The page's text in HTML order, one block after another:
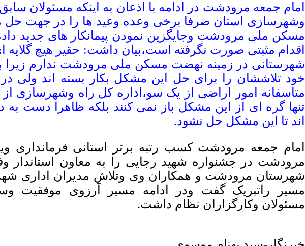
امام جمعه مرودشت در ادامه با اذعان به اینکه مسئولان
وشهرسازی استان صرفا برخی وعده وعید ها را در جهت
مسکن ملی مرودشت وجایگزین نمودن پیمانکار های جدید
اقدام مثبتی صورت نگرفته است،بیان داشت: حقیر هیچ گلایه
شهرستانی در زمینه نهضت مسکن ملی مرودشت ندارم زیرا
خود تلاششان را برای حل این مشکل بکار بسته اند ولی
متاسفانه امور اراضی از یک سو،اداره کل راه وشهرسازی
تنها گره ای از این مشکل باز نمی کنند بلکه ظاهرا دست
اند تا این مشکل حل نشود.
امام جمعه مرودشت کسب رتبه برتر استانی فرمانداری
مرودشت در جشنواره شهید رجایی را به معاون استاندار
شهرستان مرودشت و همکاران وی وتلاش مدیران اداری
مسیر راتبریک گفت ودر ادامه مسیر آرزوی موفقیت
مسئولان وکارگزاران نظام داشت.